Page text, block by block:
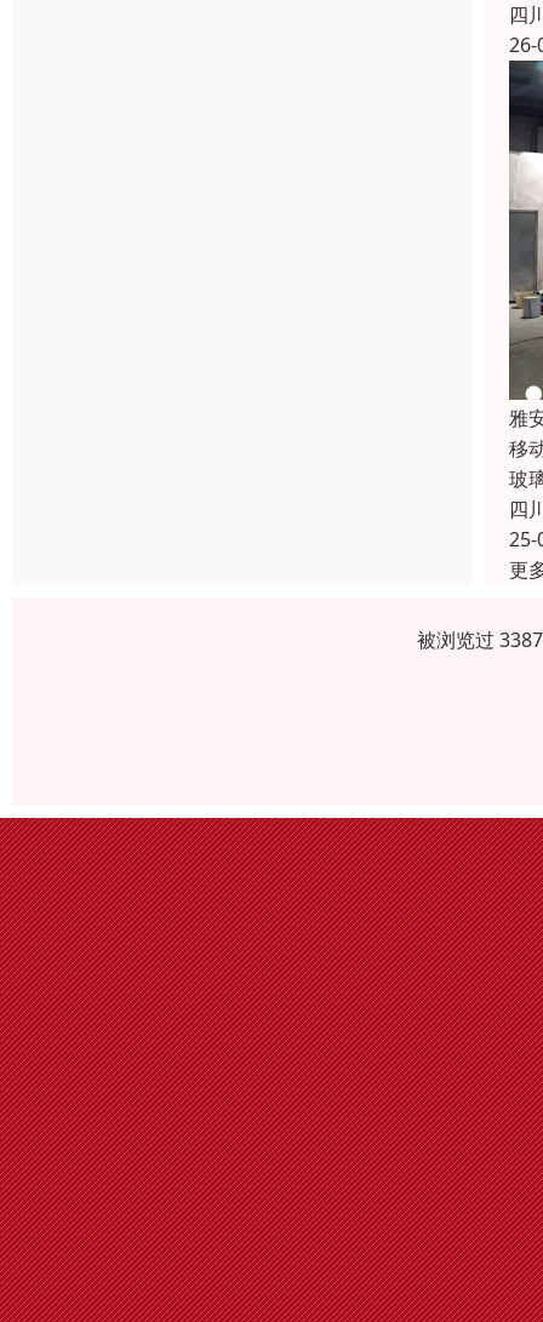
四
26-
雅
移
玻
四
25-
更
被浏览过